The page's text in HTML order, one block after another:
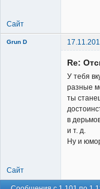
Сайт
Grun D
Re:
У тебя
разные
ты
в
и т. д.
Ну и
Сайт